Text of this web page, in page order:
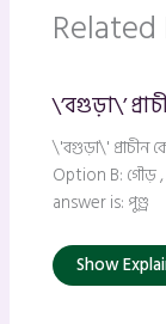
\’বগুড়া\’
\'বগুড়া\' প্রাচীন
Option B: গৌড়
answer is: পুণ্ড্র
Show